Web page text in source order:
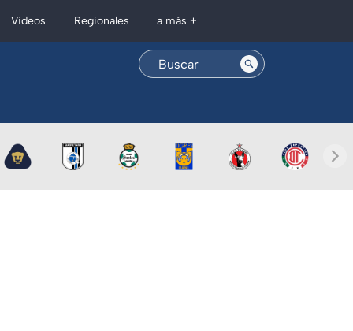
Videos Regionales a más +